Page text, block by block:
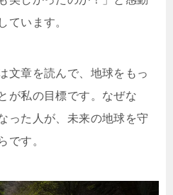
ています。
文章を読んで、地球をもっ
が私の目標です。なぜな
った人が、未来の地球を守
です。